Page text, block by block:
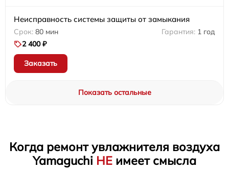
Неисправность системы защиты от замыкания
80 мин
1 год
2 400 ₽
Заказать
Показать остальные
Когда ремонт увлажнителя воздуха
Yamaguchi НЕ имеет смысла